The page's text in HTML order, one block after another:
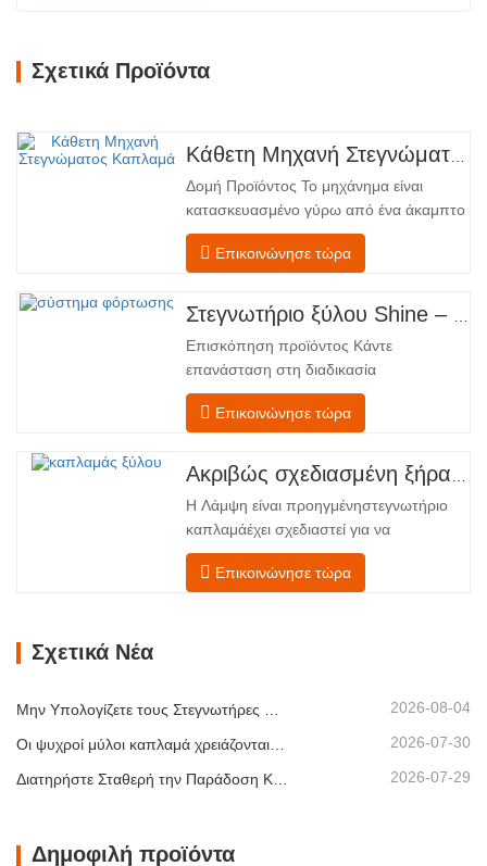
Σχετικά Προϊόντα
Δομή Προϊόντος Το μηχάνημα είναι
κατασκευασμένο γύρω από ένα άκαμπτο
χαλύβδινο πλαίσιο που υποστηρίζει
τέσσερις ενσωματωμένες λειτουργικές
από την τροφοδοσία έως την
εκφόρτωση. Τμήμα Τροφοδοσίας –
Εξοπλισμένο με έναν μεταφορέα
τροφοδοσίας και έναν μηχανισμό…
Επικοινώνησε τώρα
Επισκόπηση προϊόντος Κάντε
επανάσταση στη διαδικασία
στεγνώματος του καπλαμά σας με την
προηγμένη τεχνολογία Shenghuai Ο
καπλαμά αντιπροσωπεύει μια σημαντική
ανακάλυψη καπλαμάς ξύλουτεχνολογία
επεξεργασίας. Σχεδιασμένο για
κατασκευαστές κόντρα πλακέ,
εργοστάσια καπλαμά…
Επικοινώνησε τώρα
Η Λάμψη είναι προηγμένηστεγνωτήριο
καπλαμάέχει σχεδιαστεί για να
αντιμετωπίζει τις πιο συνηθισμένες
προκλήσεις σεστέγνωμα καπλαμά:
επιστήμη…
Επικοινώνησε τώρα
Σχετικά Νέα
2026-08-04
2026-07-30
Διατηρήστε Σταθερή την Παράδοση Καπλαμά με Ελεγχόμενη Ξήρανση με Θερμό Αέρα 2026-07-29
Δημοφιλή προϊόντα